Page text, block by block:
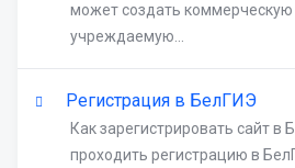
может создать
учреждаемую...
Регистрация в БелГИЭ
Как зарегистрировать сайт в
проходить регистрацию в